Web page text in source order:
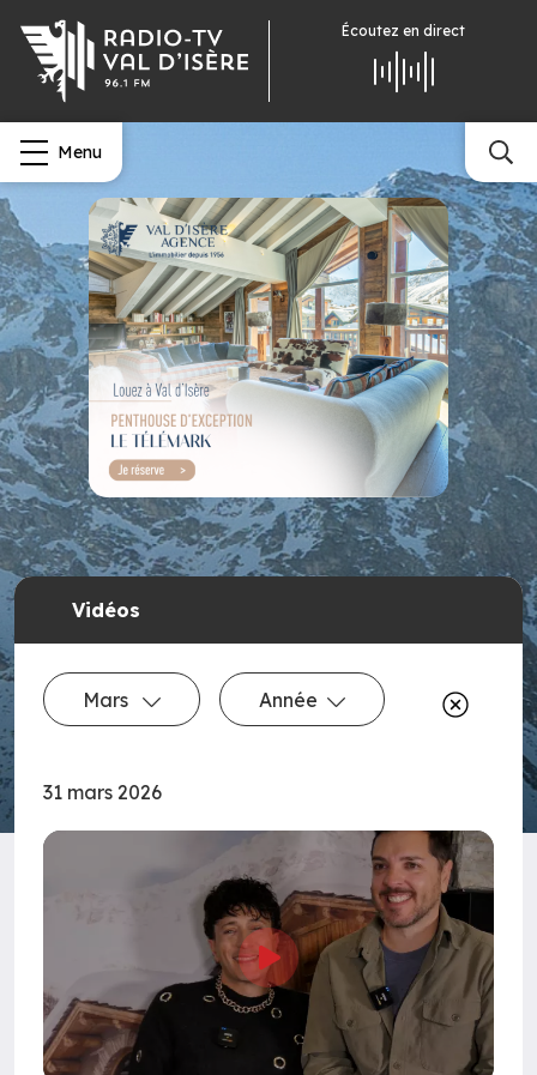
Écoutez en direct
Menu
Vidéos
Mars Année
31 mars 2026